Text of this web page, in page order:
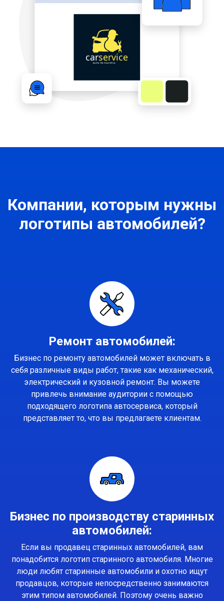
Компании, которым нужны
логотипы автомобилей?
Ремонт автомобилей:
Бизнес по ремонту автомобилей может включать в
себя различные виды работ, такие как механический,
электрический и кузовной ремонт. Вы можете
привлечь внимание аудитории с помощью
подходящего логотипа автосервиса, который
представляет то, что вы предлагаете клиентам.
Бизнес по производству старинных
автомобилей:
Если вы продавец старинных автомобилей, вам
понадобится логотип старинного автомобиля. Многие
люди любят старинные автомобили и охотно ищут
продавцов, которые непосредственно занимаются
этим типом автомобилей. Поэтому очень важно